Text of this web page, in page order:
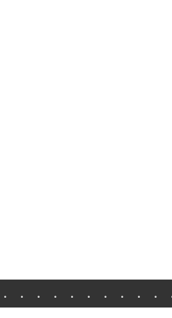
. . . . . . . . . .